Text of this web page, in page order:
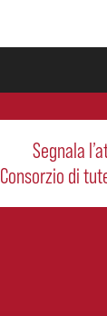
Segnala
Consorzio di